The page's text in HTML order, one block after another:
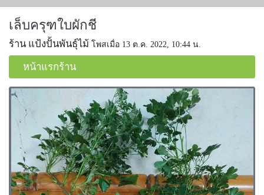
เล็บครุฑใบผักชี
ร้าน แป้งปั้นพันธุ์ไม้ โพสเมื่อ 13 ต.ค. 2022, 10:44 น.
หน้าแรกร้าน